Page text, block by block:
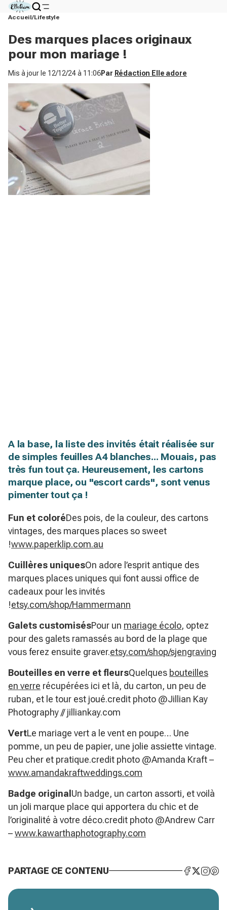
Accueil Lifestyle
Des marques places originaux
pour mon mariage !
Mis à jour le 12/12/24 à 11:06Par Rédaction Elle adore
A la base, la liste des invités était réalisée sur
de simples feuilles A4 blanches... Mouais, pas
très fun tout ça. Heureusement, les cartons
marque place, ou "escort cards", sont venus
pimenter tout ça !
Fun et coloréDes pois, de la couleur, des cartons
vintages, des marques places so sweet
!www.paperklip.com.au
Cuillères uniquesOn adore l’esprit antique des
marques places uniques qui font aussi office de
cadeaux pour les invités
!etsy.com/shop/Hammermann
Galets customisésPour un mariage écolo, optez
pour des galets ramassés au bord de la plage que
vous ferez ensuite graver.etsy.com/shop/sjengraving
Bouteilles en verre et fleursQuelques bouteilles
en verre récupérées ici et là, du carton, un peu de
ruban, et le tour est joué.credit photo @Jillian Kay
Photography // jilliankay.com
VertLe mariage vert a le vent en poupe… Une
pomme, un peu de papier, une jolie assiette vintage.
Peu cher et pratique.credit photo @Amanda Kraft –
www.amandakraftweddings.com
Badge original Un badge, un carton assorti, et voilà
un joli marque place qui apportera du chic et de
l’originalité à votre déco.credit photo @Andrew Carr
–www.kawarthaphotography.com
PARTAGE CE CONTENU